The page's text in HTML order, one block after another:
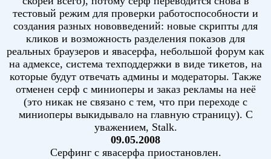
тестовый режим для проверки работоспособности и
создания разных нововведений: новые скрипты для
кликов и возможность разделения показов для
реальных браузеров и явасерфа, небольшой форум как
на адмексе, система техподдержки в виде тикетов, на
которые будут отвечать админы и модераторы. Также
отменен серф с миниоперы и заказ рекламы на неё
(это никак не связано с тем, что при переходе с
миниоперы выкидывало на главную страницу). С
уважением, Stalk.
09.05.2008
Серфинг с явасерфа приостановлен.